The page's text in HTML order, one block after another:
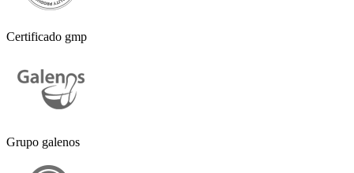
Certificado gmp
Grupo galenos